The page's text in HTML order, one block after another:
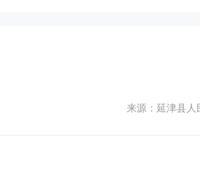
来源：延津县人